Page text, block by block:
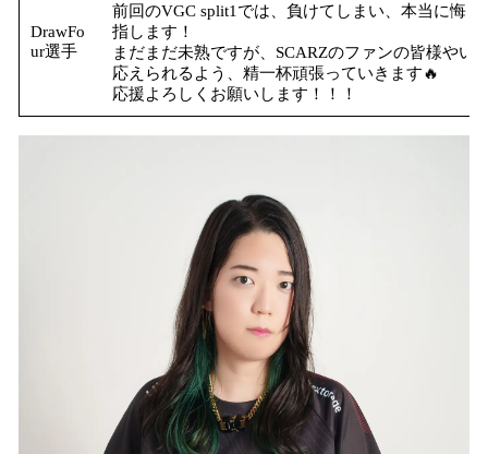
DrawFo
ur選手
前回のVGC split1では、負けてしまい、本当に悔
指します！
まだまだ未熟ですが、SCARZのファンの皆様やい
応えられるよう、精一杯頑張っていきます🔥
応援よろしくお願いします！！！